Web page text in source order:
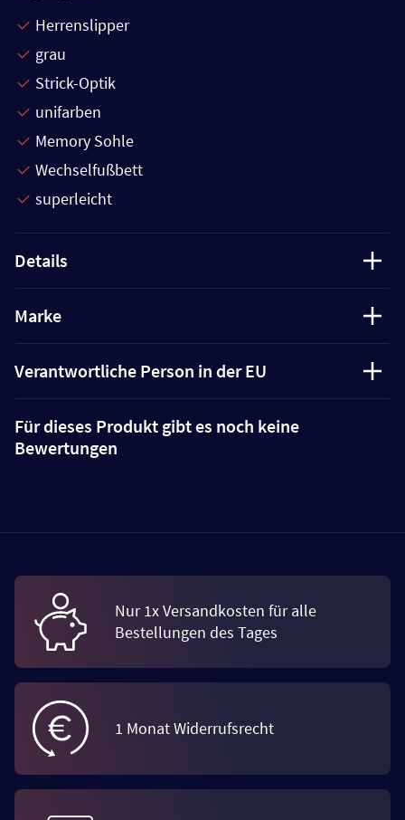
Herrenslipper
grau
Strick-Optik
unifarben
Memory Sohle
Wechselfußbett
superleicht
Details
Marke
Verantwortliche Person in der EU
Für dieses Produkt gibt es noch keine
Bewertungen
Nur 1x Versandkosten für alle
Bestellungen des Tages
1 Monat Widerrufsrecht